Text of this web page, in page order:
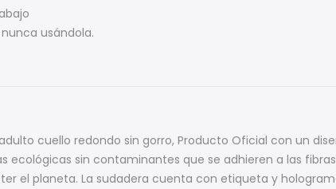
usándola.
adulto cuello redondo sin gorro, Producto Oficial con un
sin contaminantes que se adhieren a las
el planeta. La sudadera cuenta con etiqueta y